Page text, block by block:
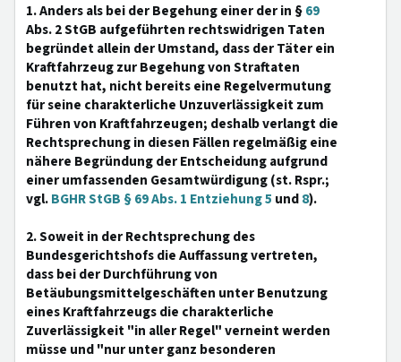
1. Anders als bei der Begehung einer der in §69
Abs. 2 StGB aufgeführten rechtswidrigen Taten
begründet allein der Umstand, dass der Täter ein
Kraftfahrzeug zur Begehung von Straftaten
benutzt hat, nicht bereits eine Regelvermutung
für seine charakterliche Unzuverlässigkeit zum
Führen von Kraftfahrzeugen; deshalb verlangt die
Rechtsprechung in diesen Fällen regelmäßig eine
nähere Begründung der Entscheidung aufgrund
einer umfassenden Gesamtwürdigung (st. Rspr.;
vgl.BGHR StGB § 69 Abs. 1 Entziehung 5 und8).
2. Soweit in der Rechtsprechung des
Bundesgerichtshofs die Auffassung vertreten,
dass bei der Durchführung von
Betäubungsmittelgeschäften unter Benutzung
eines Kraftfahrzeugs die charakterliche
Zuverlässigkeit "in aller Regel" verneint werden
müsse und "nur unter ganz besonderen